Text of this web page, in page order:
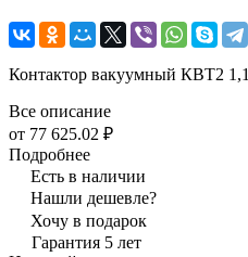
Контактор вакуумный КВТ2
Все описание
от 77 625.02 ₽
Подробнее
Есть в наличии
Нашли дешевле?
Хочу в подарок
Гарантия 5 лет